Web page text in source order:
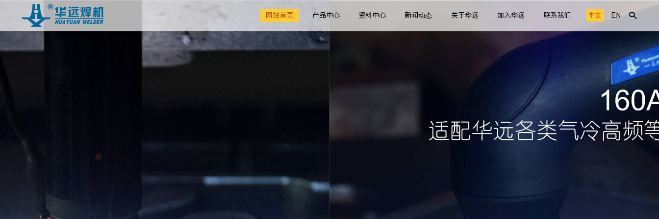
网站首页 产品中心 资料中心 新闻动态 关于华远 加入华远 联系我们 中文 EN 